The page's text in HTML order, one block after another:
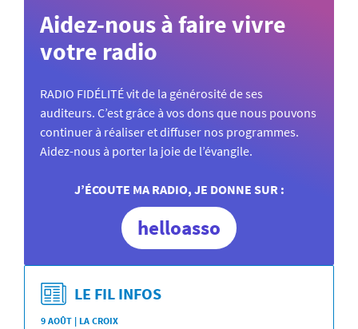
Aidez-nous à faire vivre
votre radio
RADIO FIDÉLITÉ vit de la générosité de ses
auditeurs. C’est grâce à vos dons que nous pouvons
continuer à réaliser et diffuser nos programmes.
Aidez-nous à porter la joie de l’évangile.
J’ÉCOUTE MA RADIO, JE DONNE SUR :
helloasso
LE FIL INFOS
9 AOÛT | LA CROIX